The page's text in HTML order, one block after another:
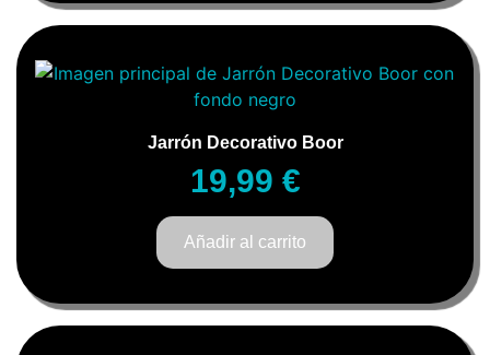
Jarrón Decorativo Boor
19,99 €
Añadir al carrito